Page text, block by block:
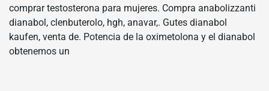
comprar testosterona para mujeres. Compra anabolizzanti
dianabol, clenbuterolo, hgh, anavar,. Gutes dianabol
kaufen, venta de. Potencia de la oximetolona y el dianabol
obtenemos un